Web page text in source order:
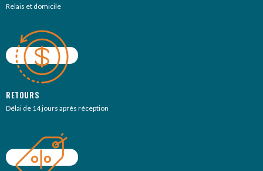
Relais et domicile
RETOURS
Délai de 14 jours après réception